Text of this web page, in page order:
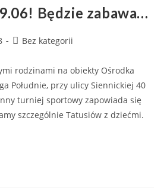
Będzie zabawa…
Bez kategorii
rodzinami na obiekty Ośrodka
Południe, przy ulicy Siennickiej 40
turniej sportowy zapowiada się
szczególnie Tatusiów z dziećmi.